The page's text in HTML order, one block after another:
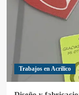
Trabajos en Acrilico